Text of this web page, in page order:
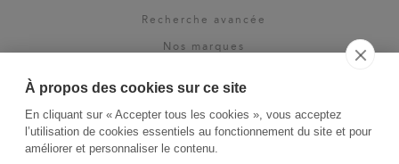
À propos des cookies sur ce site
En cliquant sur « Accepter tous les cookies », vous acceptez
l’utilisation de cookies essentiels au fonctionnement du site et pour
améliorer et personnaliser le contenu.
Recherche avancée
Nos marques
Espace pro
Newsletter
La Vie des Classiques